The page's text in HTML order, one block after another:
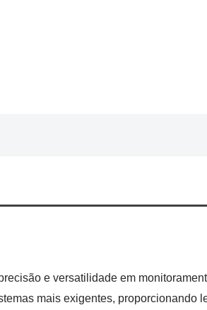
e versatilidade em
mais exigentes, proporcionando